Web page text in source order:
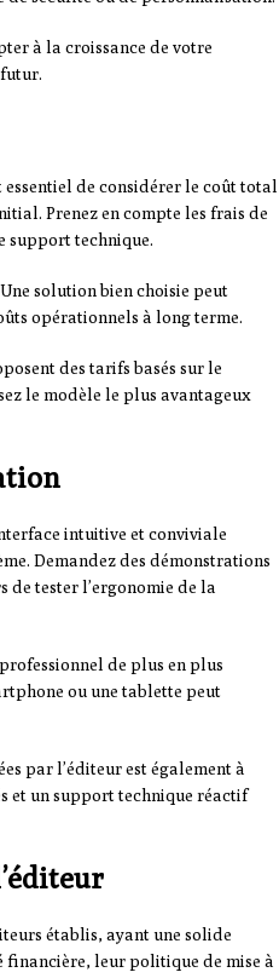
à la croissance de votre
essentiel de considérer le coût total
Prenez en compte les frais de
support technique.
Une solution bien choisie peut
opérationnels à long terme.
des tarifs basés sur le
le modèle le plus avantageux
intuitive et conviviale
Demandez des démonstrations
de tester l’ergonomie de la
de plus en plus
ou une tablette peut
par l’éditeur est également à
et un support technique réactif
établis, ayant une solide
financière, leur politique de mise à